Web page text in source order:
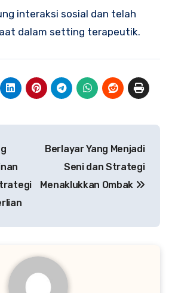
interaksi sosial dan telah
dalam setting terapeutik.
Berlayar Yang Menjadi
Seni dan Strategi
Menaklukkan Ombak